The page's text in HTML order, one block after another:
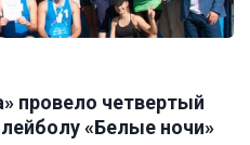
провело четвертый
«Белые ночи»